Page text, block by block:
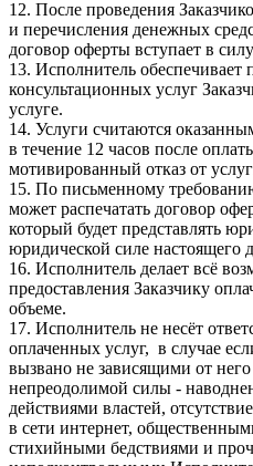
12. После проведения
и перечисления денежных
договор оферты вступает в
13. Исполнитель обеспечивает
консультационных услуг
услуге.
14. Услуги считаются
в течение 12 часов после
мотивированный отказ от
15. По письменному
может распечатать договор
который будет представлять
юридической силе настоящего
16. Исполнитель делает всё
предоставления Заказчику
объеме.
17. Исполнитель не несёт
оплаченных услуг, в случае
вызвано не зависящими от него
непреодолимой силы -
действиями властей,
в сети интернет,
стихийными бедствиями и